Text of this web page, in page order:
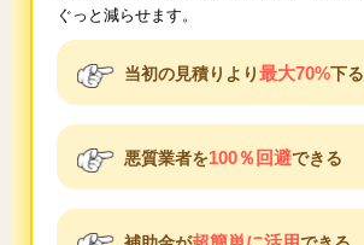
ぐっと減らせます。
当初の見積りより最大70%下る
悪質業者を100％回避できる